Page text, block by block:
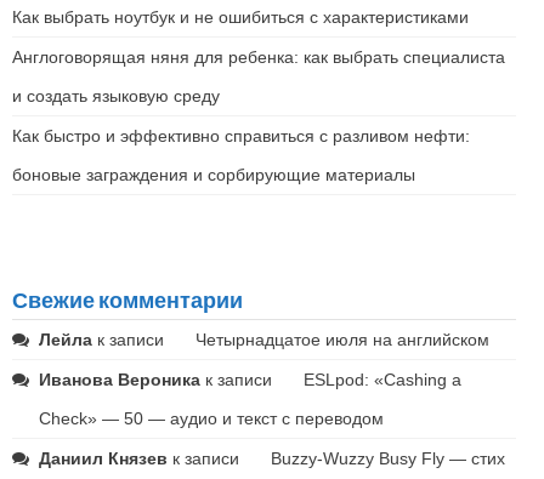
Как выбрать ноутбук и не ошибиться с характеристиками
Англоговорящая няня для ребенка: как выбрать специалиста
и создать языковую среду
Как быстро и эффективно справиться с разливом нефти:
боновые заграждения и сорбирующие материалы
Свежие комментарии
Лейла к записи Четырнадцатое июля на английском
Иванова Вероника к записи
ESLpod: «Cashing a
Check» — 50 — аудио и текст с переводом
Даниил Князев к записи
Buzzy-Wuzzy Busy Fly — стих